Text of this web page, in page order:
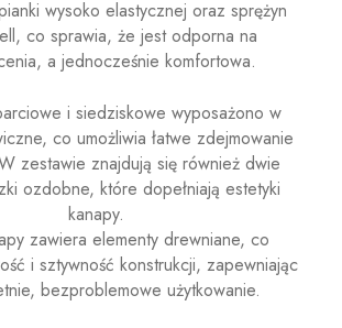
wysoko elastycznej oraz sprężyn
co sprawia, że jest odporna na
a jednocześnie komfortowa.
i siedziskowe wyposażono w
co umożliwia łatwe zdejmowanie
zestawie znajdują się również dwie
ozdobne, które dopełniają estetyki
kanapy.
zawiera elementy drewniane, co
i sztywność konstrukcji, zapewniając
bezproblemowe użytkowanie.